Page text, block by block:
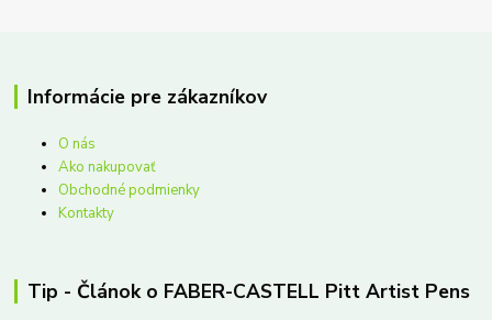
Informácie pre zákazníkov
O nás
Ako nakupovať
Obchodné podmienky
Kontakty
Tip - Článok o FABER-CASTELL Pitt Artist Pens